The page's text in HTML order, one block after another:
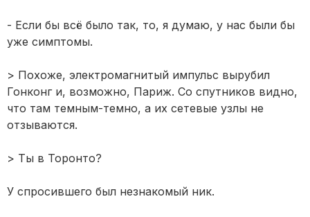
- Если бы всё было так, то, я думаю, у нас были бы
уже симптомы.
> Похоже, электромагнитый импульс вырубил
Гонконг и, возможно, Париж. Со спутников видно,
что там темным-темно, а их сетевые узлы не
отзываются.
> Ты в Торонто?
У спросившего был незнакомый ник.